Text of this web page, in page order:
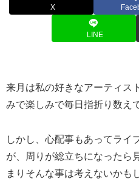
X
LINE
来月は私の好きなアーティス
みで楽しみで毎日指折り数え
しかし、心配事もあってライ
が、周りが総立ちになったら
まりそんな事は考えないかも